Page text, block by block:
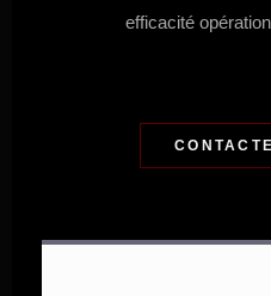
efficacité